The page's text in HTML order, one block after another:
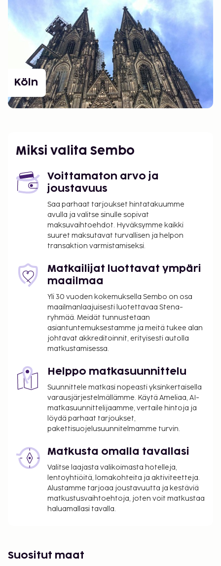
Köln
Miksi valita Sembo
Voittamaton arvo ja
joustavuus
Saa parhaat tarjoukset hintatakuumme
avulla ja valitse sinulle sopivat
maksuvaihtoehdot. Hyväksymme kaikki
suuret maksutavat turvallisen ja helpon
transaktion varmistamiseksi.
Matkailijat luottavat ympäri
maailmaa
Yli 30 vuoden kokemuksella Sembo on osa
maailmanlaajuisesti luotettavaa Stena-
ryhmää. Meidät tunnustetaan
asiantuntemuksestamme ja meitä tukee alan
johtavat akkreditoinnit, erityisesti autolla
matkustamisessa.
Helppo matkasuunnittelu
Suunnittele matkasi nopeasti yksinkertaisella
varausjärjestelmällämme. Käytä Ameliaa, AI-
matkasuunnittelijaamme, vertaile hintoja ja
löydä parhaat tarjoukset,
pakettisuojelusuunnitelmamme turvin.
Matkusta omalla tavallasi
Valitse laajasta valikoimasta hotelleja,
lentoyhtiöitä, lomakohteita ja aktiviteetteja.
Alustamme tarjoaa joustavuutta ja kestäviä
matkustusvaihtoehtoja, joten voit matkustaa
haluamallasi tavalla.
Suositut maat